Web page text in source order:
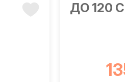
ДО 120